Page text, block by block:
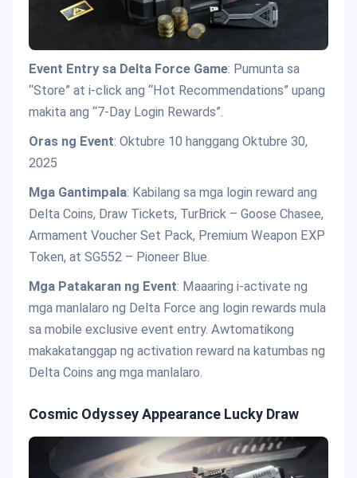
Event Entry sa Delta Force Game: Pumunta sa
“Store” at i-click ang “Hot Recommendations” upang
makita ang “7-Day Login Rewards”.
Oras ng Event: Oktubre 10 hanggang Oktubre 30,
2025
Mga Gantimpala: Kabilang sa mga login reward ang
Delta Coins, Draw Tickets, TurBrick – Goose Chasee,
Armament Voucher Set Pack, Premium Weapon EXP
Token, at SG552 – Pioneer Blue.
Mga Patakaran ng Event: Maaaring i-activate ng
mga manlalaro ng Delta Force ang login rewards mula
sa mobile exclusive event entry. Awtomatikong
makakatanggap ng activation reward na katumbas ng
Delta Coins ang mga manlalaro.
Cosmic Odyssey Appearance Lucky Draw